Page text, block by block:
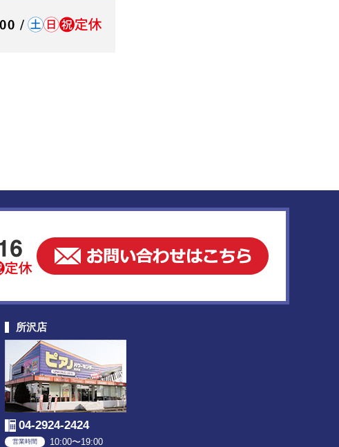
所沢店
04-2924-2424
営業時間 10:00〜19:00